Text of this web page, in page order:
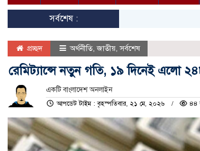
সর্বশেষ :
প্রচ্ছদ অর্থনীতি,জাতীয়,সর্বশেষ
রেমিট্যান্সে নতুন গতি, ১৯ দিনেই এলো
একটি বাংলাদেশ অনলাইন
আপডেট টাইম : বৃহস্পতিবার, ২১ মে, ২০২৬ ৪৪